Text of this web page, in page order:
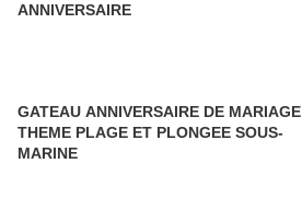
ANNIVERSAIRE
GATEAU ANNIVERSAIRE DE MARIAGE
THEME PLAGE ET PLONGEE SOUS-
MARINE